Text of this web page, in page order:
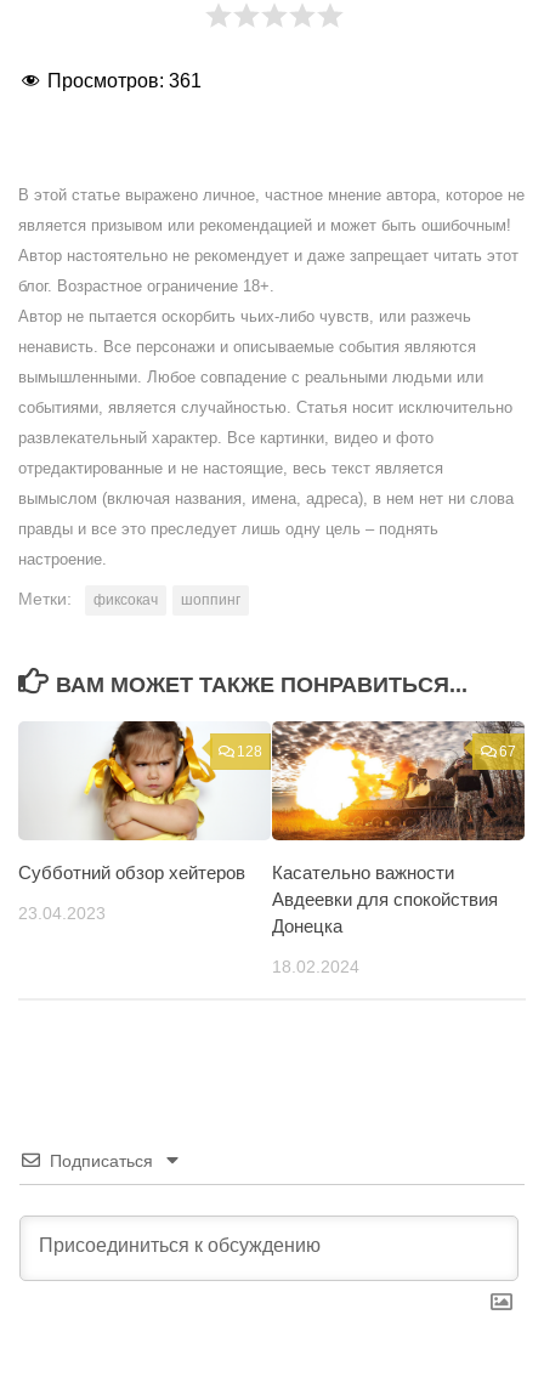
Просмотров: 361
В этой статье выражено личное, частное мнение автора, которое не
является призывом или рекомендацией и может быть ошибочным!
Автор настоятельно не рекомендует и даже запрещает читать этот
блог. Возрастное ограничение 18+.
Автор не пытается оскорбить чьих-либо чувств, или разжечь
ненависть. Все персонажи и описываемые события являются
вымышленными. Любое совпадение с реальными людьми или
событиями, является случайностью. Статья носит исключительно
развлекательный характер. Все картинки, видео и фото
отредактированные и не настоящие, весь текст является
вымыслом (включая названия, имена, адреса), в нем нет ни слова
правды и все это преследует лишь одну цель – поднять
настроение.
Метки: фиксокач шоппинг
ВАМ МОЖЕТ ТАКЖЕ ПОНРАВИТЬСЯ...
128
Субботний обзор хейтеров
23.04.2023
67
Касательно важности
Авдеевки для спокойствия
Донецка
18.02.2024
Подписаться